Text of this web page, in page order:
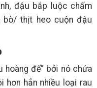
đậu bắp luộc chấm
bò/ thịt heo cuộn đậu
hoàng đế” bởi nó chứa
hơn hẳn nhiều loại rau